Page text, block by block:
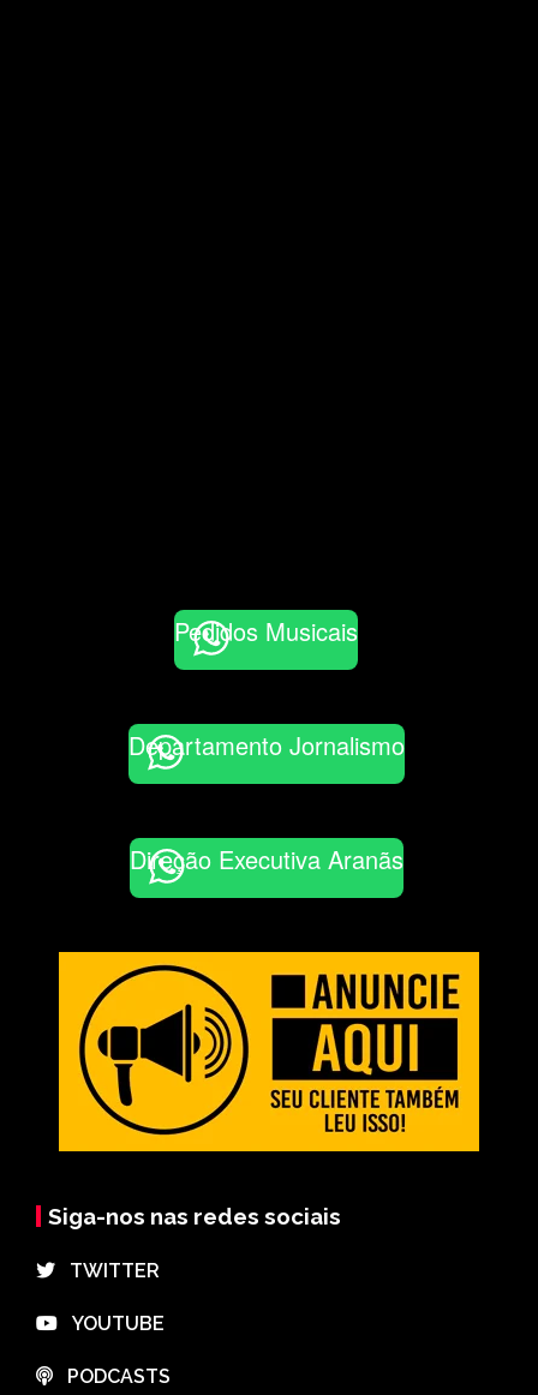
Pedidos Musicais
Departamento Jornalismo
Direção Executiva Aranãs
Siga-nos nas redes sociais
⠀TWITTER
⠀YOUTUBE
⠀PODCASTS